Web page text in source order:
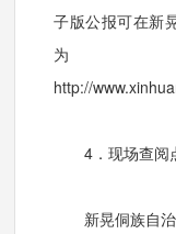
子版公报可在新
http://
4．现场查阅
新晃侗族自